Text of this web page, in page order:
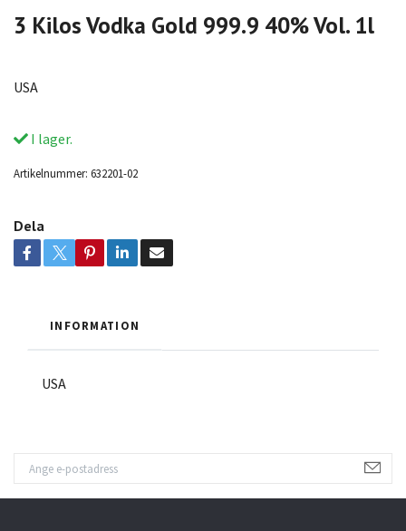
3 Kilos Vodka Gold 999.9 40% Vol. 1l
USA
I lager.
Artikelnummer: 632201-02
Dela
INFORMATION
USA